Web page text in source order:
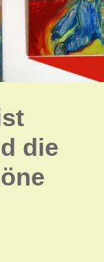
die